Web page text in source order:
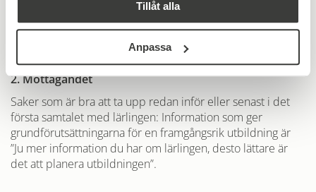
Tillåt alla
Anpassa
Hur fungerar rutiner och processer på er
2. Mottagandet
Saker som är bra att ta upp redan inför eller senast i det
första samtalet med lärlingen: Information som ger
grundförutsättningarna för en framgångsrik utbildning är
”Ju mer information du har om lärlingen, desto lättare är
det att planera utbildningen”.